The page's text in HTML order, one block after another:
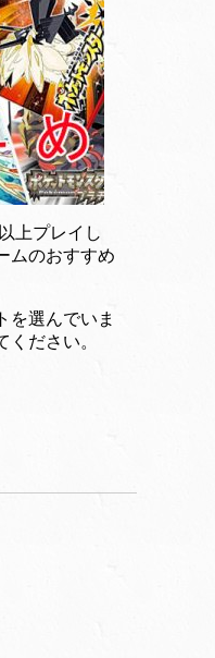
上プレイし
ムのおすすめ
を選んでいま
ださい。